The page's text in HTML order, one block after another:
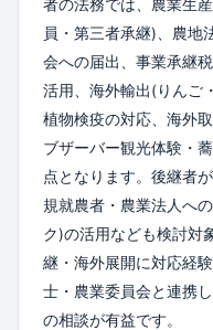
者の法務では、農業生
員・第三者承継)、農地
会への届出、事業承継
活用、海外輸出(りんご
植物検疫の対応、海外
ブザーバー観光体験・
点となります。後継者
規就農者・農業法人へ
ク)の活用なども検討対
継・海外展開に対応経
士・農業委員会と連携
の相談が有益です。